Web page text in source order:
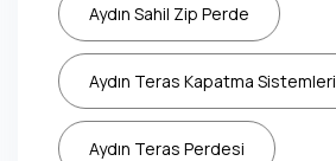
Aydın Sahil Zip Perde
Aydın Teras Kapatma Sistemleri
Aydın Teras Perdesi